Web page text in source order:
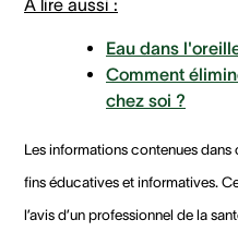
À lire aussi :
Eau dans
Comment
chez soi ?
Les informations contenues
fins éducatives et informatives.
l’avis d’un professionnel de la